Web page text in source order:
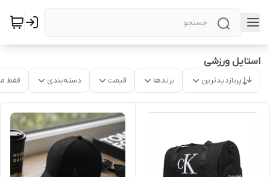
استایل ورزشی
پربازدیدترین برندها قیمت دسته‌بندی فقط